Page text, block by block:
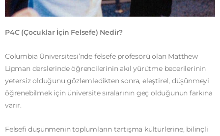
P4C (Çocuklar İçin Felsefe) Nedir?
Columbia Üniversitesi’nde felsefe profesörü olan Matthew
Lipman derslerinde öğrencilerinin akıl yürütme becerilerinin
yetersiz olduğunu gözlemledikten sonra, eleştirel, düşünmeyi
öğrenebilmek için üniversite sıralarının geç olduğunun farkına
varır.
Felsefi düşünmenin toplumların tartışma kültürlerine, bilinçli